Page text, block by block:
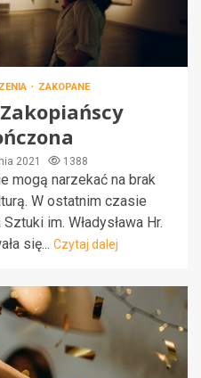
ZAKOPANE
2021 1388
mogą narzekać na brak
W ostatnim czasie
im. Władysława Hr.
się... Czytaj dalej